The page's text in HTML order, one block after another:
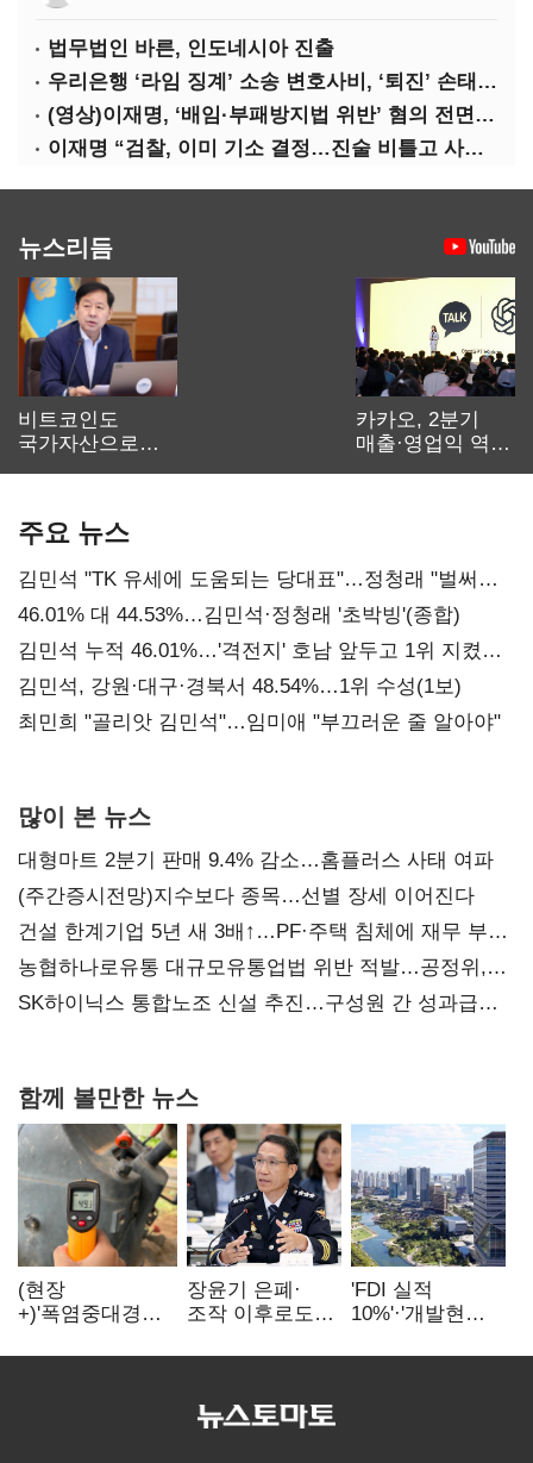
법무법인 바른, 인도네시아 진출
우리은행 ‘라임 징계’ 소송 변호사비, ‘퇴진’ 손태승 회장 개인이 납부하나
(영상)이재명, ‘배임·부패방지법 위반’ 혐의 전면 반박(종합)
이재명 “검찰, 이미 기소 결정…진술 비틀고 사건 조작에 악용”
뉴스리듬
비트코인도
국가자산으로…'
카카오, 2분기
매출·영업익 역대
주요 뉴스
김민석 "TK 유세에 도움되는 당대표"…정청래 "벌써
대표된 양 당직 배분"
46.01% 대 44.53%…김민석·정청래 '초박빙'(종합)
김민석 누적 46.01%…'격전지' 호남 앞두고 1위 지켰다
(2보)
김민석, 강원·대구·경북서 48.54%…1위 수성(1보)
최민희 "골리앗 김민석"…임미애 "부끄러운 줄 알아야"
많이 본 뉴스
대형마트 2분기 판매 9.4% 감소…홈플러스 사태 여파
(주간증시전망)지수보다 종목…선별 장세 이어진다
건설 한계기업 5년 새 3배↑…PF·주택 침체에 재무 부담
확대
농협하나로유통 대규모유통업법 위반 적발…공정위,
과징금 4억6200만원 부과
SK하이닉스 통합노조 신설 추진…구성원 간 성과급
함께 볼만한 뉴스
(현장
+)'폭염중대경보'
이주노동자는
장윤기 은폐·
조작 이후로도
내부비위…경찰
'FDI 실적
10%'·'개발현안
인천경제청장